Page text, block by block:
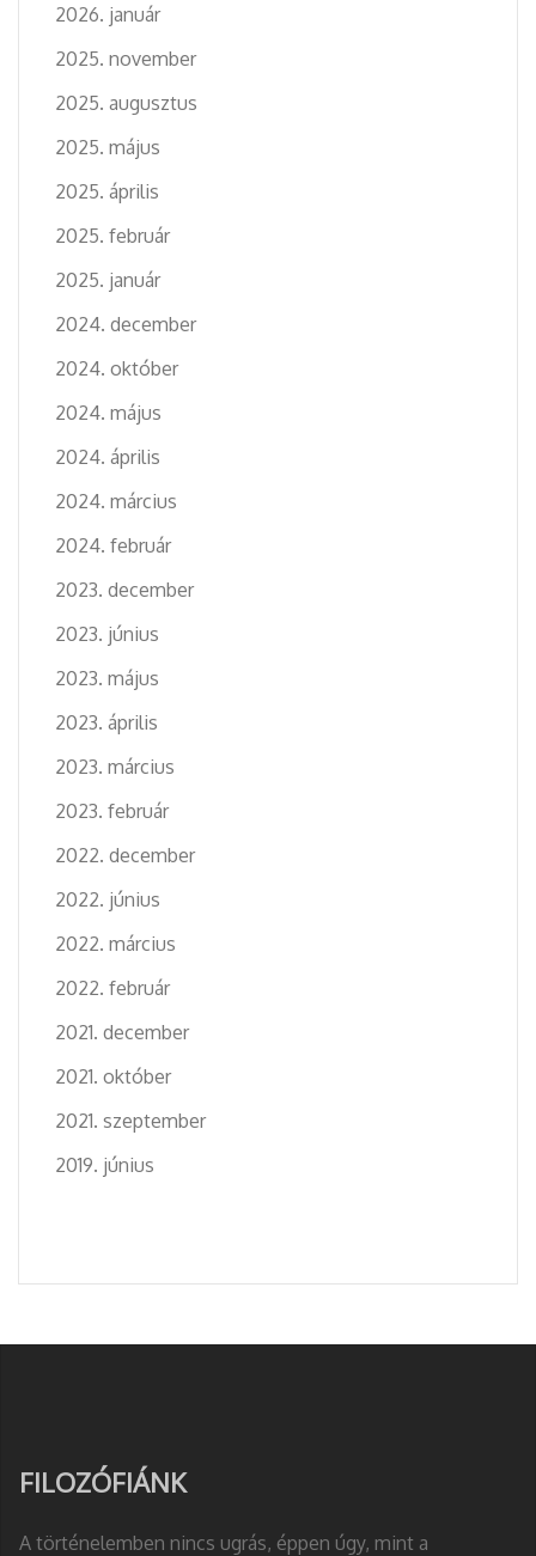
2026. január
2025. november
2025. augusztus
2025. május
2025. április
2025. február
2025. január
2024. december
2024. október
2024. május
2024. április
2024. március
2024. február
2023. december
2023. június
2023. május
2023. április
2023. március
2023. február
2022. december
2022. június
2022. március
2022. február
2021. december
2021. október
2021. szeptember
2019. június
FILOZÓFIÁNK
A történelemben nincs ugrás, éppen úgy, mint a